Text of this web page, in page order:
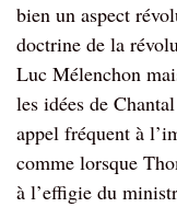
bien un aspect
doctrine de la
Luc Mélenchon
les idées de
appel fréquent à
comme lorsque
à l’effigie du